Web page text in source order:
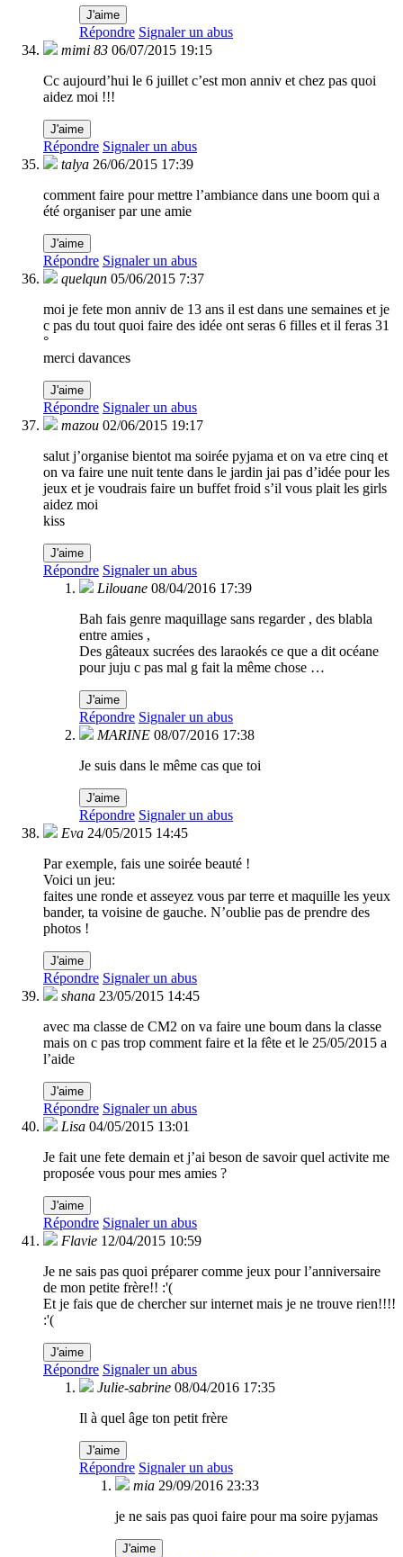
J'aime
Répondre Signaler un abus
mimi 83 06/07/2015 19:15
Cc aujourd’hui le 6 juillet c’est mon anniv et chez pas quoi
aidez moi !!!
J'aime
Répondre Signaler un abus
talya 26/06/2015 17:39
comment faire pour mettre l’ambiance dans une boom qui a
été organiser par une amie
J'aime
Répondre Signaler un abus
quelqun 05/06/2015 7:37
moi je fete mon anniv de 13 ans il est dans une semaines et je
c pas du tout quoi faire des idée ont seras 6 filles et il feras 31
°
merci davances
J'aime
Répondre Signaler un abus
mazou 02/06/2015 19:17
salut j’organise bientot ma soirée pyjama et on va etre cinq et
on va faire une nuit tente dans le jardin jai pas d’idée pour les
jeux et je voudrais faire un buffet froid s’il vous plait les girls
aidez moi
kiss
J'aime
Répondre Signaler un abus
Lilouane 08/04/2016 17:39
Bah fais genre maquillage sans regarder , des blabla
entre amies ,
Des gâteaux sucrées des laraokés ce que a dit océane
pour juju c pas mal g fait la même chose …
J'aime
Répondre Signaler un abus
MARINE 08/07/2016 17:38
Je suis dans le même cas que toi
J'aime
Répondre Signaler un abus
Eva 24/05/2015 14:45
Par exemple, fais une soirée beauté !
Voici un jeu:
faites une ronde et asseyez vous par terre et maquille les yeux
bander, ta voisine de gauche. N’oublie pas de prendre des
photos !
J'aime
Répondre Signaler un abus
shana 23/05/2015 14:45
avec ma classe de CM2 on va faire une boum dans la classe
mais on c pas trop comment faire et la fête et le 25/05/2015 a
l’aide
J'aime
Répondre Signaler un abus
Lisa 04/05/2015 13:01
Je fait une fete demain et j’ai beson de savoir quel activite me
proposée vous pour mes amies ?
J'aime
Répondre Signaler un abus
Flavie 12/04/2015 10:59
Je ne sais pas quoi préparer comme jeux pour l’anniversaire
de mon petite frère!! :'(
Et je fais que de chercher sur internet mais je ne trouve rien!!!!
:'(
J'aime
Répondre Signaler un abus
Julie-sabrine 08/04/2016 17:35
Il à quel âge ton petit frère
J'aime
Répondre Signaler un abus
mia 29/09/2016 23:33
je ne sais pas quoi faire pour ma soire pyjamas
J'aime